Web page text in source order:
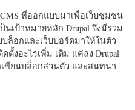
CMS ที่ออกแบบมาเพื่อเว็บชุมชน
นเป้าหมายหลัก Drupal จึงมีรวม
บล็อกและเว็บบอร์ดมาให้ในตัว
ตั้งอะไรเพิ่ม เติม แค่ลง Drupal
ขียนบล็อกส่วนตัว และสนทนา